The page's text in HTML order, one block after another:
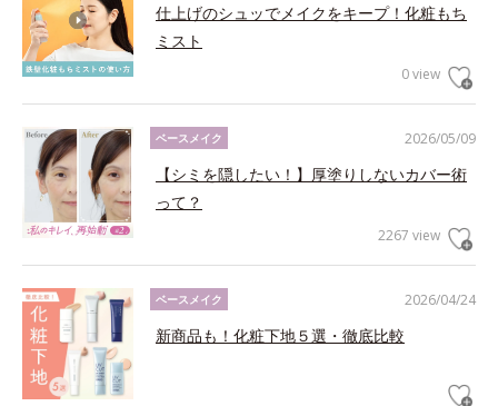
仕上げのシュッでメイクをキープ！化粧もち
ミスト
0 view
2026/05/09
ベースメイク
【シミを隠したい！】厚塗りしないカバー術
って？
2267 view
2026/04/24
ベースメイク
新商品も！化粧下地５選・徹底比較